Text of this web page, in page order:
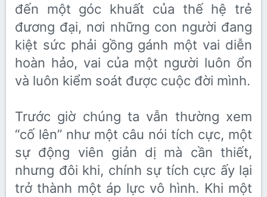
đến một góc khuất của thế hệ trẻ
đương đại, nơi những con người đang
kiệt sức phải gồng gánh một vai diễn
hoàn hảo, vai của một người luôn ổn
và luôn kiểm soát được cuộc đời mình.
Trước giờ chúng ta vẫn thường xem
“cố lên” như một câu nói tích cực, một
sự động viên giản dị mà cần thiết,
nhưng đôi khi, chính sự tích cực ấy lại
trở thành một áp lực vô hình. Khi một